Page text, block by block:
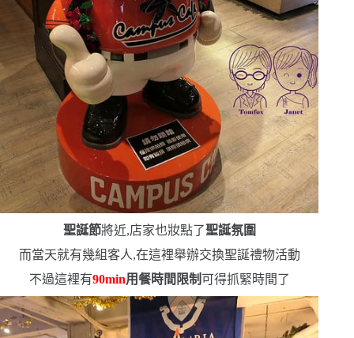
聖誕節將近,店家也妝點了聖誕氛圍
而當天就有幾組客人,在這裡舉辦交換聖誕禮物活動
不過這裡有90min用餐時間限制 可得抓緊時間了